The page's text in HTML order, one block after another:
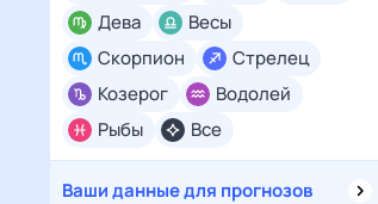
Все
Дева
Весы
Скорпион
Стрелец
Козерог
Водолей
Рыбы
Ваши данные для прогнозов